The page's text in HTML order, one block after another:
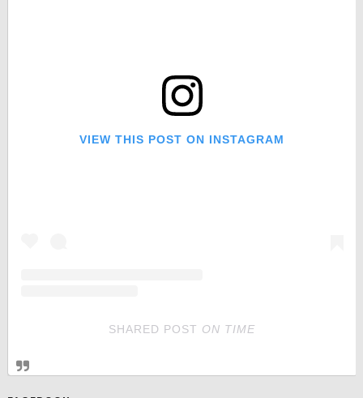
VIEW THIS POST ON INSTAGRAM
SHARED POST ON TIME